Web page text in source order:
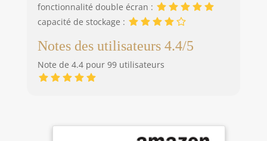
fonctionnalité double écran :
capacité de stockage :
Notes des utilisateurs 4.4/5
Note de 4.4 pour 99 utilisateurs